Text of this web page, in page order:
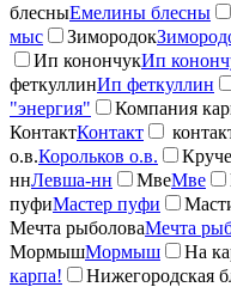
блесныЕмелины блесны
мыс
Зимородок
Ип конончукИп
феткуллинИп феткуллин
"энергия"
Компания
КонтактКонтакт
о.в.Корольков о.в.
ннЛевша-нн МвеМве
пуфиМастер пуфи
Мечта рыболоваМечта
МормышМормыш На
карпа!
Нижегородская